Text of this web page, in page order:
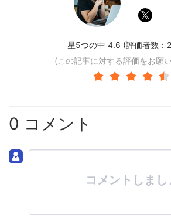
星5つの中 4.6 (評価者数：
(この記事に対する評価をお願
0 コメント
コメントしまし